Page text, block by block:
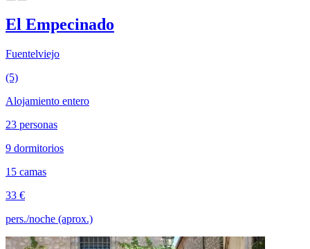
El Empecinado
Fuentelviejo
(5)
Alojamiento entero
23 personas
9 dormitorios
15 camas
33 €
pers./noche (aprox.)